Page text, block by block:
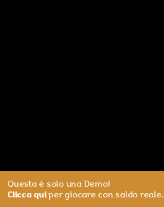
Questa è solo una Demo!
Clicca quiper giocare con saldo reale.